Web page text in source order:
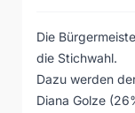
Die
die Stichwahl.
Dazu werden
Diana Golze